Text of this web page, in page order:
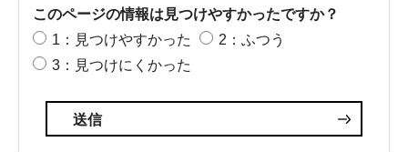
このページの情報は見つけやすかったですか？
1：見つけやすかった
2：ふつう
3：見つけにくかった